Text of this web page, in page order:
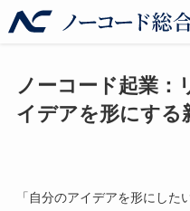
ノーコード起業：
イデアを形にする
「自分のアイデアを形にし